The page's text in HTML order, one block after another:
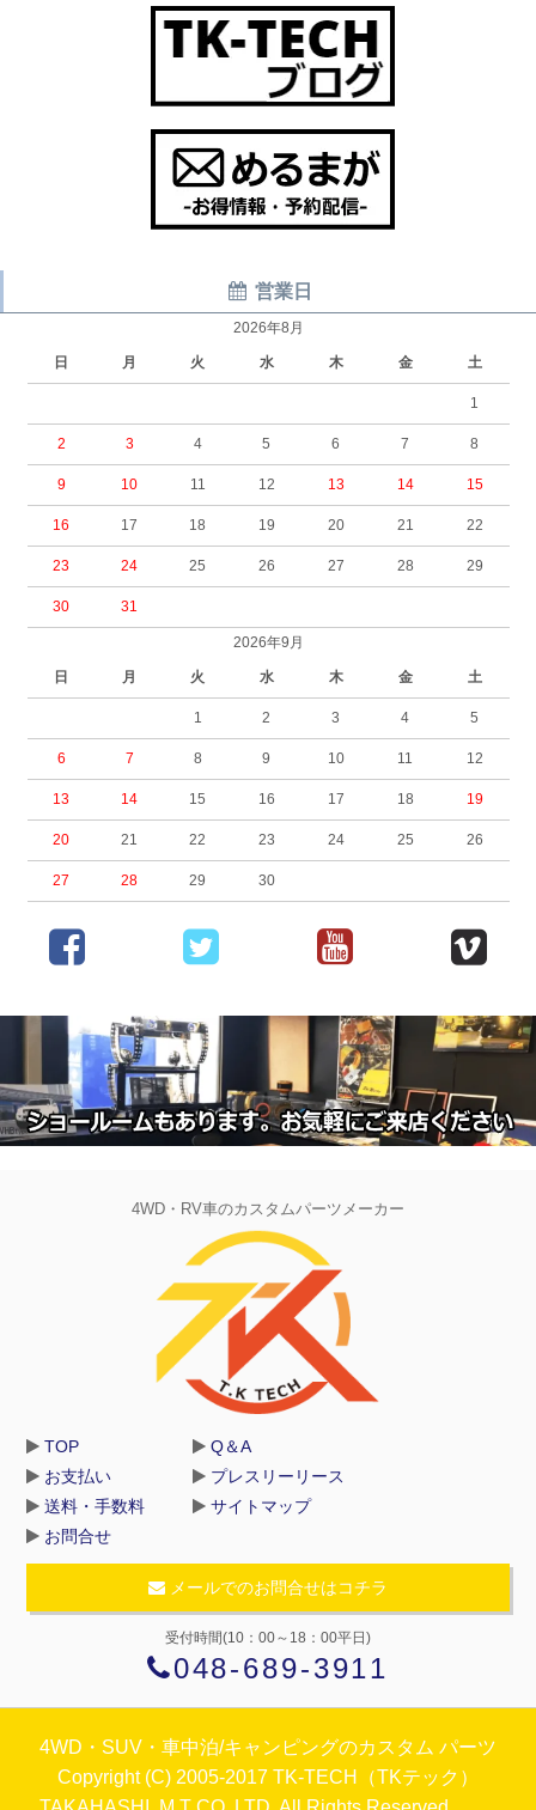
営業日
2026年8月
日 月 火 水 木 金 土
1
2 3 4 5 6 7 8
9 10 11 12 13 14 15
16 17 18 19 20 21 22
23 24 25 26 27 28 29
30 31
2026年9月
日 月 火 水 木 金 土
1 2 3 4 5
6 7 8 9 10 11 12
13 14 15 16 17 18 19
20 21 22 23 24 25 26
27 28 29 30
4WD・RV車のカスタムパーツメーカー
TOP
お支払い
送料・手数料
お問合せ
Q＆A
プレスリーリース
サイトマップ
メールでのお問合せはコチラ
受付時間(10：00～18：00平日)
048-689-3911
4WD・SUV・車中泊/キャンピングのカスタム パーツ
Copyright (C) 2005-2017 TK-TECH（TKテック）